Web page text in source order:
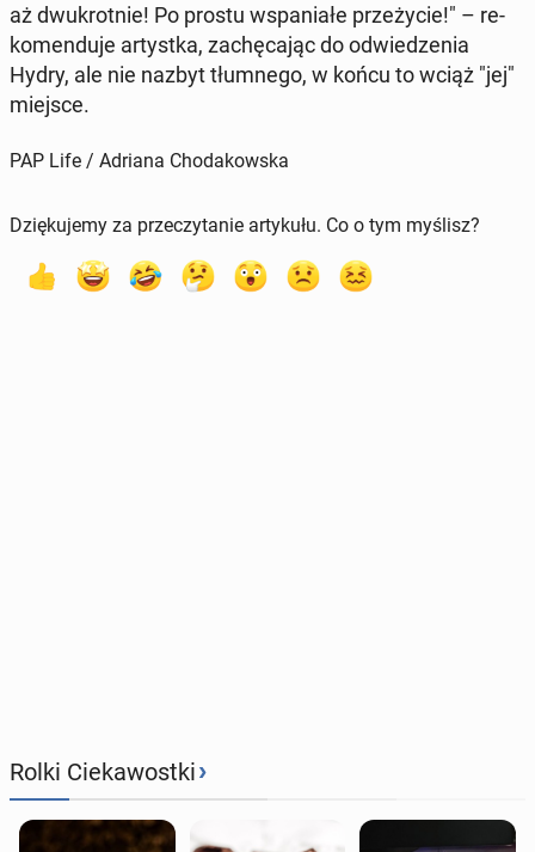
aż dwu­krot­nie! Po prostu wspa­nia­łe prze­ży­cie!" – re­
ko­men­du­je ar­tyst­ka, za­chę­ca­jąc do od­wie­dze­nia
Hydry, ale nie nazbyt tłum­ne­go, w końcu to wciąż "jej"
miejsce.
PAP Life / Adriana Chodakowska
Dziękujemy za przeczytanie artykułu. Co o tym myślisz?
Rolki Ciekawostki›